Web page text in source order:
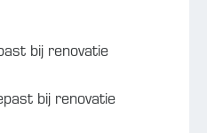
bij renovatie
bij renovatie